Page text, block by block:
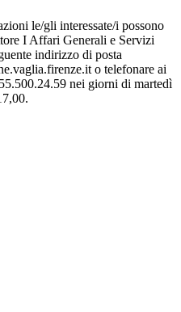
le/gli interessate/i possono
I Affari Generali e Servizi
indirizzo di posta
o telefonare ai
nei giorni di martedì